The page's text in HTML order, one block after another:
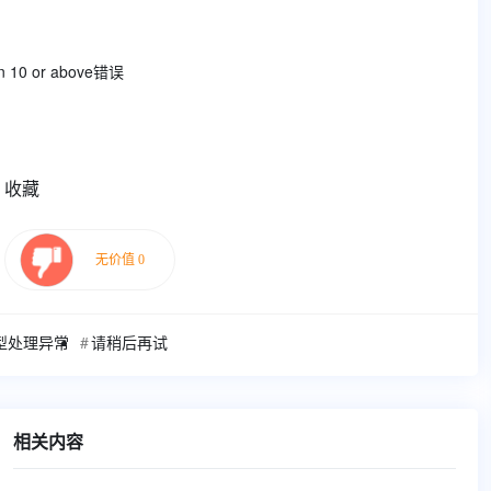
10 or above错误
收藏
处理异常 请稍后再试
相关内容